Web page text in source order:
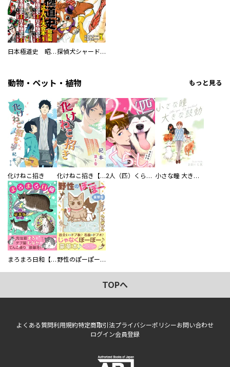
日本極道史 昭和編 スーパー大合本 探偵犬シャードック（新装版）
動物・ペット・植物 もっと見る
化けねこ招き 化けねこ招き【描きおろし付合冊版】 2人（匹）くらし。 小さな瞳 大きな鼓動
まろまろ日和【豪華版】 野性のぽーぽー【豪華版】
TOPへ
よくある質問利用規約特定商取引法プライバシーポリシーお問い合わせ
ログイン会員登録